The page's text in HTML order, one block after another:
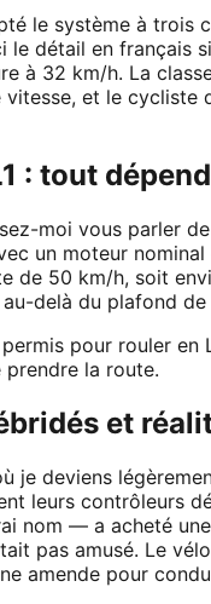
le système à trois
le détail en français
à 32 km/h. La
et le cycliste
: tout
moi vous parler
un moteur
de 50 km/h, soit
delà du plafond
pour rouler
la route.
et
je deviens
leurs contrôleurs
nom — a acheté
pas amusé. Le
amende pour